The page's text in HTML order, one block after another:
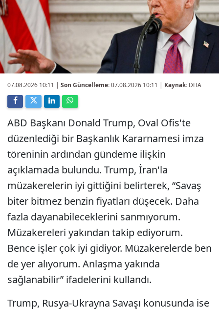
07.08.2026 10:11 | Son Güncelleme:07.08.2026 10:11 | Kaynak: DHA
ABD Başkanı Donald Trump, Oval Ofis'te
düzenlediği bir Başkanlık Kararnamesi imza
töreninin ardından gündeme ilişkin
açıklamada bulundu. Trump, İran'la
müzakerelerin iyi gittiğini belirterek, “Savaş
biter bitmez benzin fiyatları düşecek. Daha
fazla dayanabileceklerini sanmıyorum.
Müzakereleri yakından takip ediyorum.
Bence işler çok iyi gidiyor. Müzakerelerde ben
de yer alıyorum. Anlaşma yakında
sağlanabilir” ifadelerini kullandı.
Trump, Rusya-Ukrayna Savaşı konusunda ise